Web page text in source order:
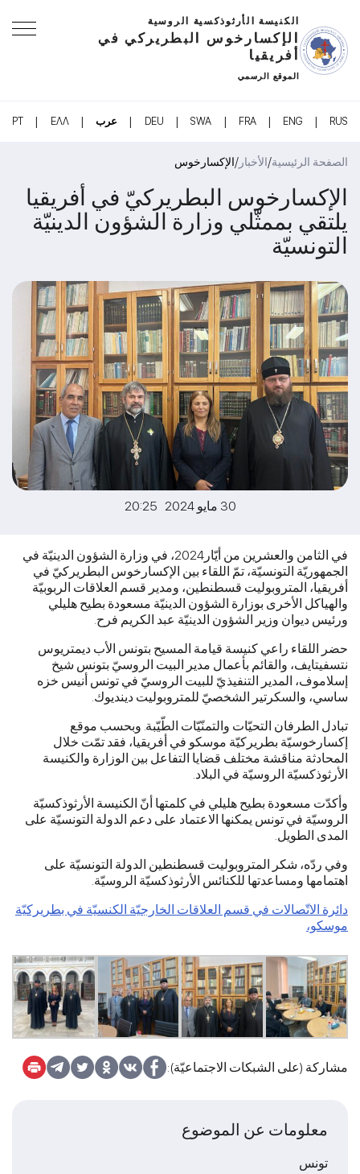
الكنيسة الأرثوذكسية الروسية
الإكسارخوس البطريركي في
أفريقيا
الموقع الرسمي
RUS
|
ENG
|
FRA
|
SWA
|
DEU
| عرب |
ΕΛΛ
|
PT
الصفحة الرئيسية/الأخبار /الإكسارخوس
الإكسارخوس البطريركيّ في أفريقيا
يلتقي بممثّلي وزارة الشؤون الدينيّة
التونسيّة
30 مايو 2024 20:25
في الثامن والعشرين من أيّار2024، في وزارة الشؤون الدينيّة في
الجمهوريّة التونسيّة، تمّ اللقاء بين الإكسارخوس البطريركيّ في
أفريقيا، المتروبوليت قسطنطين، ومدير قسم العلاقات الربوبيّة
والهياكل الأخرى بوزارة الشؤون الدينيّة مسعودة بطيح هليلي
ورئيس ديوان وزير الشؤون الدينيّة عبد الكريم فرح.
حضر اللقاء راعي كنيسة قيامة المسيح بتونس الأب ديمتريوس
نتسفيتايف، والقائم بأعمال مدير البيت الروسيّ بتونس شيخ
إسلاموف، المدير التنفيذيّ للبيت الروسيّ في تونس أنيس خزه
ساسي، والسكرتير الشخصيّ للمتروبوليت دينديوك.
تبادل الطرفان التحيّات والتمنّيّات الطّيّبة. وبحسب موقع
إكسارخوسيّة بطريركيّة موسكو في أفريقيا، فقد تمّت خلال
المحادثة مناقشة مختلف قضايا التفاعل بين الوزارة والكنيسة
الأرثوذكسيّة الروسيّة في البلاد.
وأكدّت مسعودة بطيح هليلي في كلمتها أنّ الكنيسة الأرثوذكسيّة
الروسيّة في تونس يمكنها الاعتماد على دعم الدولة التونسيّة على
المدى الطويل.
وفي ردّه، شكر المتروبوليت قسطنطين الدولة التونسيّة على
اهتمامها ومساعدتها للكنائس الأرثوذكسيّة الروسيّة.
دائرة الاتّصالات في قسم العلاقات الخارجيّة الكنسيّة في بطريركيّة
موسكو،
مشاركة (على الشبكات الاجتماعيّة):
معلومات عن الموضوع
تونس